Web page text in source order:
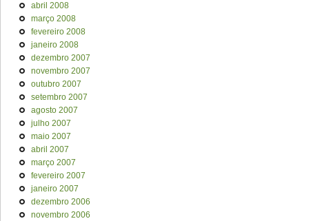
abril 2008
março 2008
fevereiro 2008
janeiro 2008
dezembro 2007
novembro 2007
outubro 2007
setembro 2007
agosto 2007
julho 2007
maio 2007
abril 2007
março 2007
fevereiro 2007
janeiro 2007
dezembro 2006
novembro 2006